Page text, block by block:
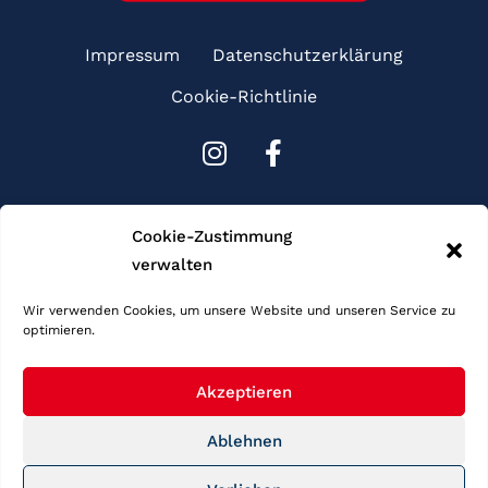
Cookie-Zustimmung
verwalten
Wir verwenden Cookies, um unsere Website und unseren Service zu
optimieren.
Akzeptieren
Ablehnen
Impressum
Datenschutzerklärung
Cookie-Richtlinie
I
s
t
r
m
F
c
e
o
-
f
Copyright © 2026 Schwimmgemeinschaft Frankfurt. Alle Rechte